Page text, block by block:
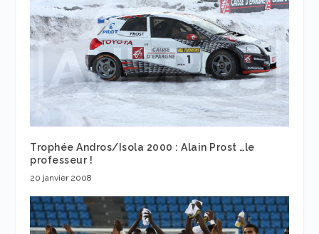
Trophée Andros/Isola 2000 : Alain Prost …le
professeur !
20 janvier 2008